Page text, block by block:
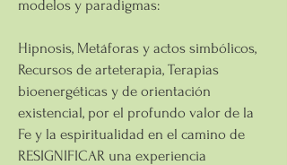
modelos y paradigmas:
Hipnosis, Metáforas y actos simbólicos,
Recursos de arteterapia, Terapias
bioenergéticas y de orientación
existencial, por el profundo valor de la
Fe y la espiritualidad en el camino de
RESIGNIFICAR una experiencia